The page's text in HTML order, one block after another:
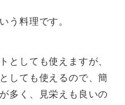
う料理です。
としても使えますが、
しても使えるので、簡
多く、見栄えも良いの